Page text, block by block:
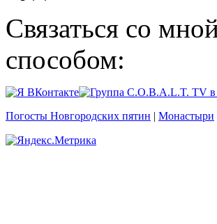
Связаться со
способом:
Погосты Новгородских пятин | Монастыри